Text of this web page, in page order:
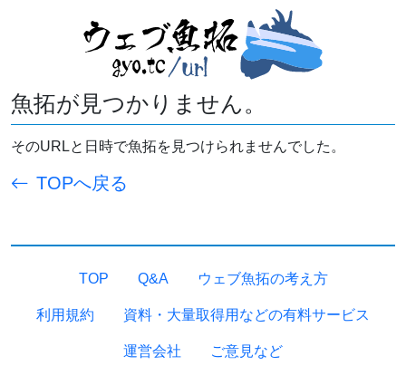
魚拓が見つかりません。
そのURLと日時で魚拓を見つけられませんでした。
TOPへ戻る
TOP Q&A ウェブ魚拓の考え方
利用規約 資料・大量取得用などの有料サービス
運営会社 ご意見など